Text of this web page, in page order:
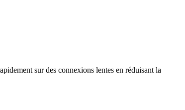
sur des connexions lentes en réduisant la